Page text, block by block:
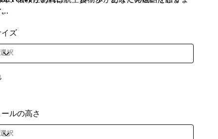
...
イズ
ールの高さ